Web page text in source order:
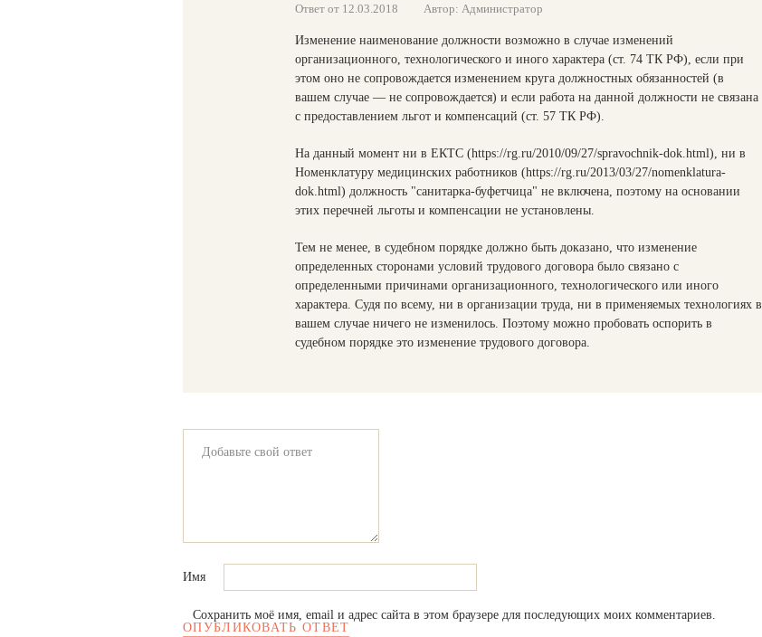
Ответ от 12.03.2018 Автор: Администратор
Изменение наименование должности возможно в случае изменений
организационного, технологического и иного характера (ст. 74 ТК РФ), если при
этом оно не сопровождается изменением круга должностных обязанностей (в
вашем случае — не сопровождается) и если работа на данной должности не связана
с предоставлением льгот и компенсаций (ст. 57 ТК РФ).
На данный момент ни в ЕКТС (https://rg.ru/2010/09/27/spravochnik-dok.html), ни в
Номенклатуру медицинских работников (https://rg.ru/2013/03/27/nomenklatura-
dok.html) должность "санитарка-буфетчица" не включена, поэтому на основании
этих перечней льготы и компенсации не установлены.
Тем не менее, в судебном порядке должно быть доказано, что изменение
определенных сторонами условий трудового договора было связано с
определенными причинами организационного, технологического или иного
характера. Судя по всему, ни в организации труда, ни в применяемых технологиях в
вашем случае ничего не изменилось. Поэтому можно пробовать оспорить в
судебном порядке это изменение трудового договора.
Имя
Сохранить моё имя, email и адрес сайта в этом браузере для последующих моих комментариев.